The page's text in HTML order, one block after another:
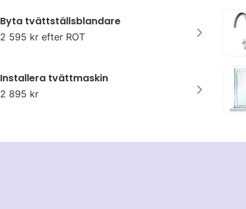
Byta tvättställsblandare
2 595 kr efter ROT
Installera tvättmaskin
2 895 kr